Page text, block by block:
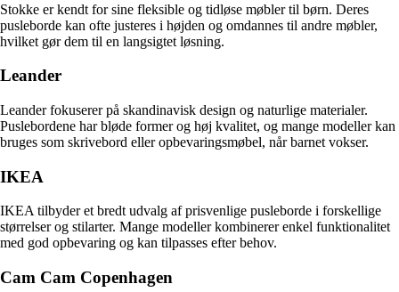
Stokke er kendt for sine fleksible og tidløse møbler til børn. Deres
pusleborde kan ofte justeres i højden og omdannes til andre møbler,
hvilket gør dem til en langsigtet løsning.
Leander
Leander fokuserer på skandinavisk design og naturlige materialer.
Puslebordene har bløde former og høj kvalitet, og mange modeller kan
bruges som skrivebord eller opbevaringsmøbel, når barnet vokser.
IKEA
IKEA tilbyder et bredt udvalg af prisvenlige pusleborde i forskellige
størrelser og stilarter. Mange modeller kombinerer enkel funktionalitet
med god opbevaring og kan tilpasses efter behov.
Cam Cam Copenhagen